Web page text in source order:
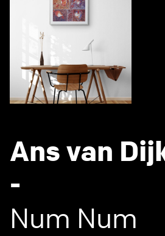
Ans van
-
Num Num